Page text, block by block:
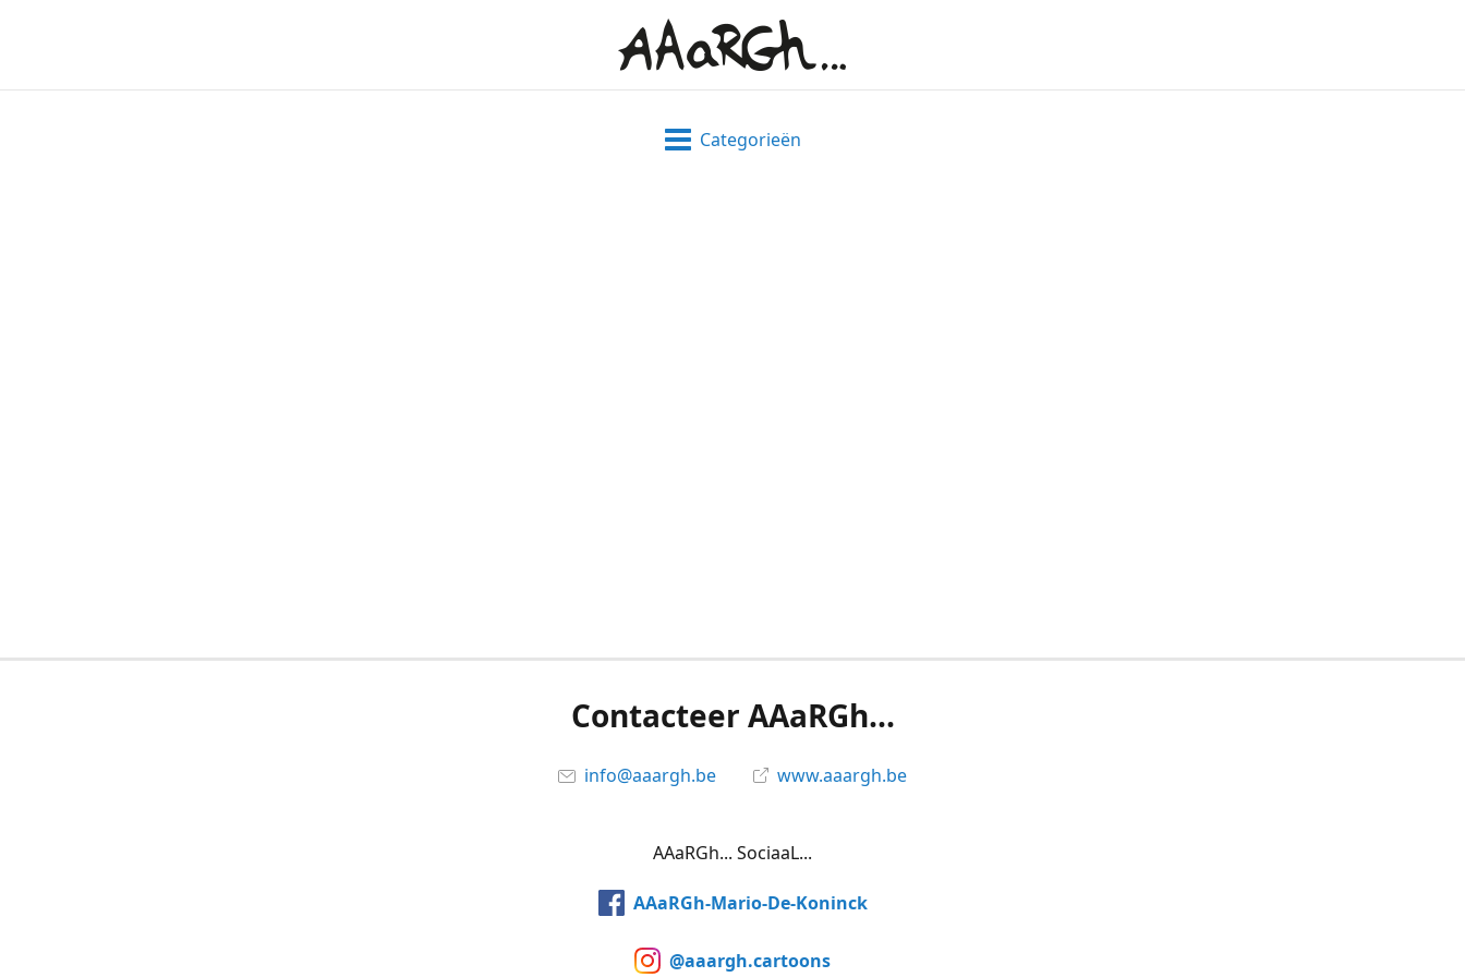
Categorieën
Contacteer AAaRGh...
info@aaargh.be www.aaargh.be
AAaRGh... SociaaL...
AAaRGh-Mario-De-Koninck
@aaargh.cartoons